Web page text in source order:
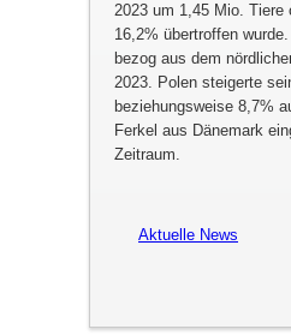
2023 um 1,45 Mio. Tiere
16,2% übertroffen
bezog aus dem
2023. Polen steigerte
beziehungsweise 8,7%
Ferkel aus Dänemark
Zeitraum.
Aktuelle News